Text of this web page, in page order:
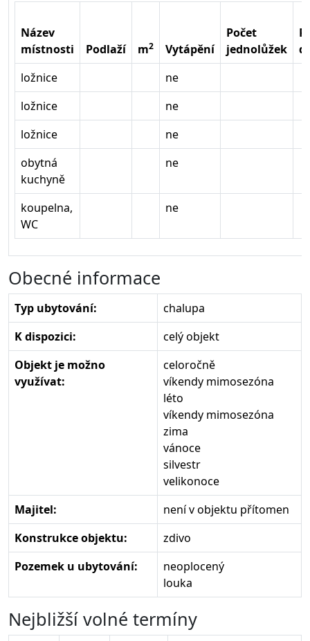
Název
místnosti
Podlaží m2 Vytápění
Počet
jednolůžek
ložnice
ne
ložnice
ne
ložnice
ne
obytná
kuchyně
ne
koupelna,
WC
ne
Obecné informace
Typ ubytování:
chalupa
K dispozici:
celý objekt
Objekt je možno
využívat:
celoročně
víkendy mimosezóna
léto
víkendy mimosezóna
zima
vánoce
silvestr
velikonoce
Majitel:
není v objektu přítomen
Konstrukce objektu:
zdivo
Pozemek u ubytování:
neoplocený
louka
Nejbližší volné termíny